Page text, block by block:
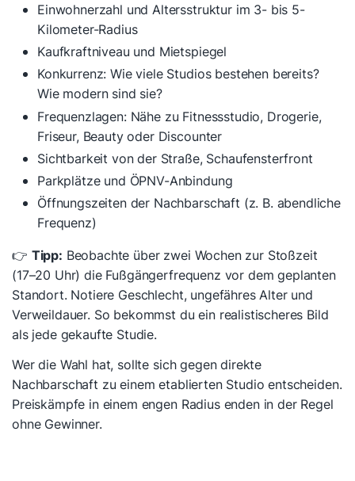
Einwohnerzahl und Altersstruktur im 3- bis 5-
Kilometer-Radius
Kaufkraftniveau und Mietspiegel
Konkurrenz: Wie viele Studios bestehen bereits?
Wie modern sind sie?
Frequenzlagen: Nähe zu Fitnessstudio, Drogerie,
Friseur, Beauty oder Discounter
Sichtbarkeit von der Straße, Schaufensterfront
Parkplätze und ÖPNV-Anbindung
Öffnungszeiten der Nachbarschaft (z. B. abendliche
Frequenz)
👉 Tipp: Beobachte über zwei Wochen zur Stoßzeit
(17–20 Uhr) die Fußgängerfrequenz vor dem geplanten
Standort. Notiere Geschlecht, ungefähres Alter und
Verweildauer. So bekommst du ein realistischeres Bild
als jede gekaufte Studie.
Wer die Wahl hat, sollte sich gegen direkte
Nachbarschaft zu einem etablierten Studio entscheiden.
Preiskämpfe in einem engen Radius enden in der Regel
ohne Gewinner.